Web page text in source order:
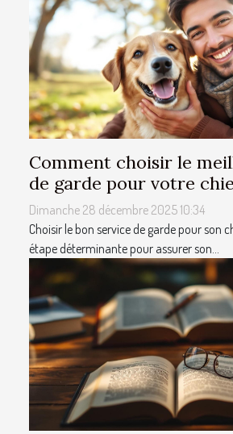
Comment choisir le
de garde pour votre
Dimanche 28 décembre 2025 10:34
Choisir le bon service de garde pour son
étape déterminante pour assurer son...